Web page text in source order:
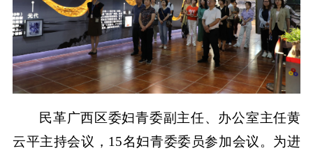
民革广西区委妇青委副主任、办公室主任黄
云平主持会议，15名妇青委委员参加会议。为进